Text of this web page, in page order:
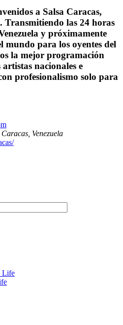
a Salsa Caracas,
Transmitiendo las 24 horas
y próximamente
mundo para los oyentes del
la mejor programación
nacionales e
profesionalismo solo para
Venezuela